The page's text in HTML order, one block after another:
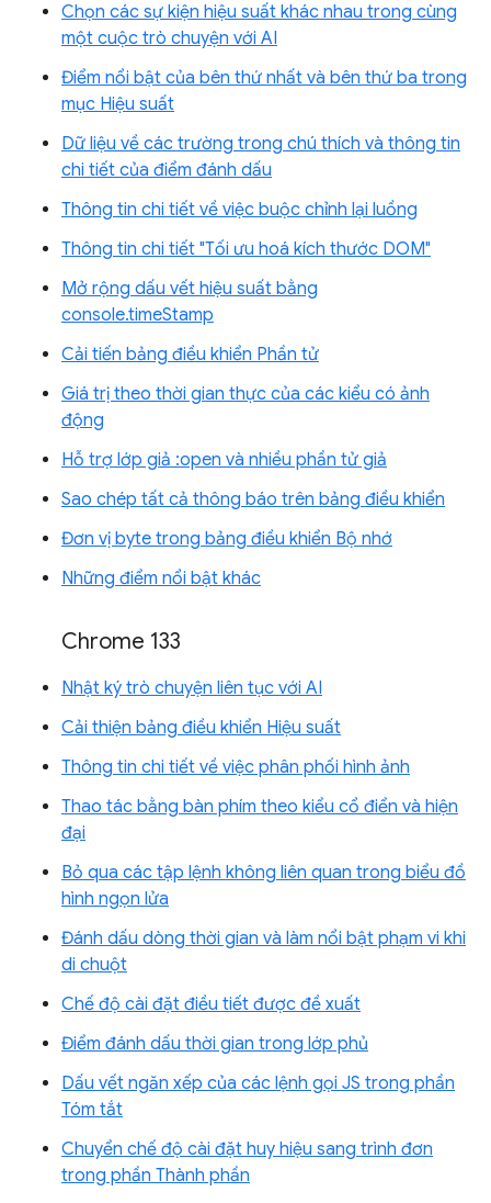
Chọn các sự kiện hiệu suất khác nhau trong cùng
một cuộc trò chuyện với AI
Điểm nổi bật của bên thứ nhất và bên thứ ba trong
mục Hiệu suất
Dữ liệu về các trường trong chú thích và thông tin
chi tiết của điểm đánh dấu
Thông tin chi tiết về việc buộc chỉnh lại luồng
Thông tin chi tiết "Tối ưu hoá kích thước DOM"
Mở rộng dấu vết hiệu suất bằng
console.timeStamp
Cải tiến bảng điều khiển Phần tử
Giá trị theo thời gian thực của các kiểu có ảnh
động
Hỗ trợ lớp giả :open và nhiều phần tử giả
Sao chép tất cả thông báo trên bảng điều khiển
Đơn vị byte trong bảng điều khiển Bộ nhớ
Những điểm nổi bật khác
Chrome 133
Nhật ký trò chuyện liên tục với AI
Cải thiện bảng điều khiển Hiệu suất
Thông tin chi tiết về việc phân phối hình ảnh
Thao tác bằng bàn phím theo kiểu cổ điển và hiện
đại
Bỏ qua các tập lệnh không liên quan trong biểu đồ
hình ngọn lửa
Đánh dấu dòng thời gian và làm nổi bật phạm vi khi
di chuột
Chế độ cài đặt điều tiết được đề xuất
Điểm đánh dấu thời gian trong lớp phủ
Dấu vết ngăn xếp của các lệnh gọi JS trong phần
Tóm tắt
Chuyển chế độ cài đặt huy hiệu sang trình đơn
trong phần Thành phần